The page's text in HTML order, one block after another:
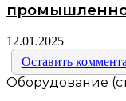
12.01.2025
Оставить
Оборудование